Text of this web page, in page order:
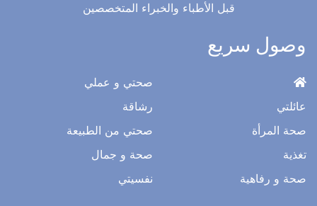
قبل الأطباء والخبراء المتخصصين
وصول سريع
عائلتي
صحة المرأة
تغذية
صحة و رفاهية
صحتي و عملي
رشاقة
صحتي من الطبيعة
صحة و جمال
نفسيتي